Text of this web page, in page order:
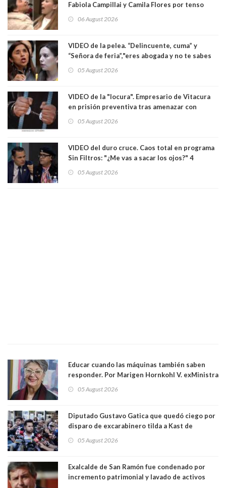
Fabiola Campillai y Camila Flores por tenso
06 August 2026
VIDEO de la pelea. “Delincuente, cuma” y
“Señora de feria”,"eres abogada y no te sabes
senadoras Camila Flores y Fabiola Campillai en
05 August 2026
VIDEO de la "locura". Empresario de Vitacura
en prisión preventiva tras amenazar con
Los persiguió en potente camioneta
05 August 2026
VIDEO del duro cruce. Caos total en programa
Sin Filtros: "¿Me vas a sacar los ojos?" 4
excarabinero que dejó ciego a Gustavo Gatica:
05 August 2026
Educar cuando las máquinas también saben
responder. Por Marigen Hornkohl V. exMinistra
05 August 2026
Diputado Gustavo Gatica que quedó ciego por
disparo de excarabinero tilda a Kast de
absolución del exuniformado. Presidente DC
05 August 2026
Exalcalde de San Ramón fue condenado por
incremento patrimonial y lavado de activos